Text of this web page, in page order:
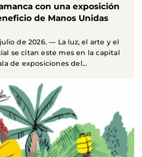
con una exposición
de Manos Unidas
de 2026. — La luz, el arte y el
se citan este mes en la capital
de exposiciones del...